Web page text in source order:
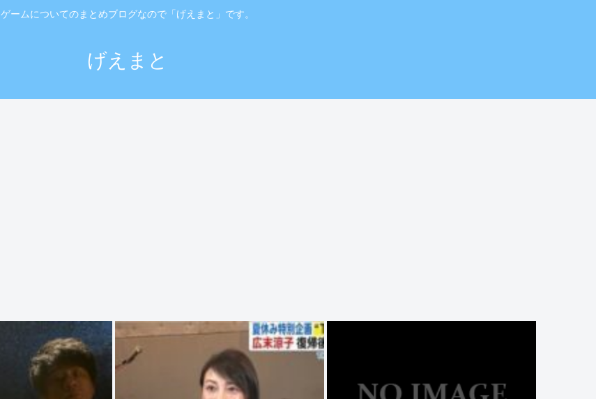
ゲームについてのまとめブログなので「げえまと」です。
げえまと